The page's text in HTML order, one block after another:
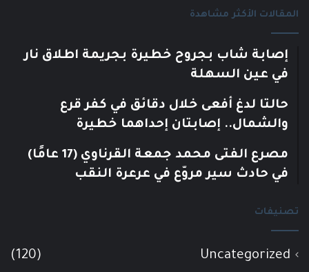
المقالات الأكثر مشاهدة
إصابة شاب بجروح خطيرة بجريمة اطلاق نار
في عين السهلة
حالتا لدغ أفعى خلال دقائق في كفر قرع
والشمال.. إصابتان إحداهما خطيرة
مصرع الفتى محمد جمعة القرناوي (17 عامًا)
في حادث سير مروّع في عرعرة النقب
تصنيفات
Uncategorized
(120)